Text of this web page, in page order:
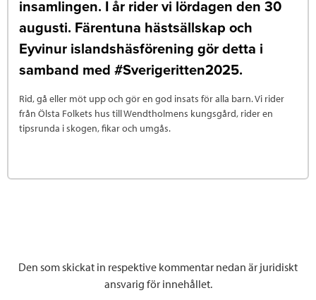
insamlingen. I år rider vi lördagen den 30
augusti. Färentuna hästsällskap och
Eyvinur islandshäsförening gör detta i
samband med #Sverigeritten2025.
Rid, gå eller möt upp och gör en god insats för alla barn. Vi rider
från Ölsta Folkets hus till Wendtholmens kungsgård, rider en
tipsrunda i skogen, fikar och umgås.
Den som skickat in respektive kommentar nedan är juridiskt
ansvarig för innehållet.